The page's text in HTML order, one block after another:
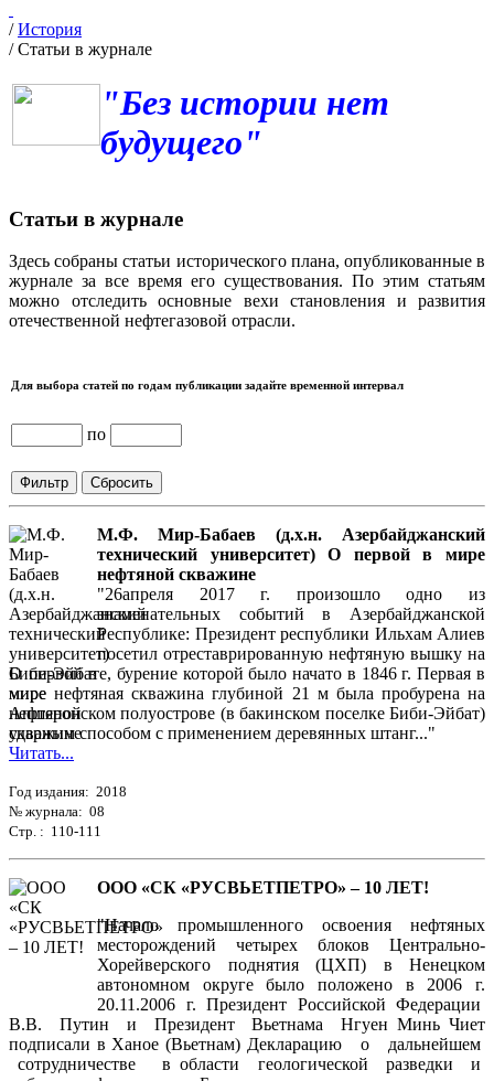
/История
/Статьи в журнале
"Без истории нет
будущего"
Статьи в журнале
Здесь собраны статьи исторического плана, опубликованные в
журнале за все время его существования. По этим статьям
можно отследить основные вехи становления и развития
отечественной нефтегазовой отрасли.
Для выбора статей по годам публикации задайте временной интервал
по
М.Ф. Мир-Бабаев (д.х.н. Азербайджанский
технический университет) О первой в мире
нефтяной скважине
"26апреля 2017 г. произошло одно из
знаменательных событий в Азербайджанской
Республике: Президент республики Ильхам Алиев
посетил отреставрированную нефтяную вышку на
Биби-Эйбате, бурение которой было начато в 1846 г. Первая в
мире нефтяная скважина глубиной 21 м была пробурена на
Апшеронском полуострове (в бакинском поселке Биби-Эйбат)
ударным способом с применением деревянных штанг..."
Читать...
Год издания: 2018
№ журнала: 08
Стр. : 110-111
ООО «СК «РУСВЬЕТПЕТРО» – 10 ЛЕТ!
"Начало промышленного освоения нефтяных
месторождений четырех блоков Центрально-
Хорейверского поднятия (ЦХП) в Ненецком
автономном округе было положено в 2006 г.
20.11.2006 г. Президент Российской Федерации
В.В. Путин и Президент Вьетнама Нгуен Минь Чиет
подписали в Ханое (Вьетнам) Декларацию о дальнейшем
сотрудничестве в области геологической разведки и